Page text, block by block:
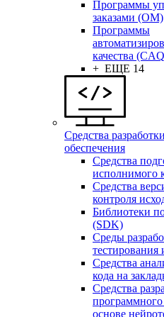
Программы
заказами (OM)
Программы
качества
+ ЕЩЕ 14
Средства
обеспечения
Средства
исполнимого
Средства
контроля
Библиотеки
(SDK)
Среды
тестирования
Средства
кода на
Средства
программного
основе